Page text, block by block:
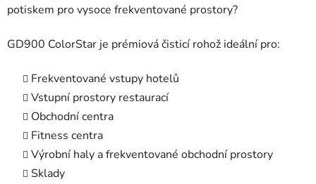
potiskem pro vysoce frekventované prostory?
GD900 ColorStar je prémiová čisticí rohož ideální pro:
Frekventované vstupy hotelů
Vstupní prostory restaurací
Obchodní centra
Fitness centra
Výrobní haly a frekventované obchodní prostory
Sklady